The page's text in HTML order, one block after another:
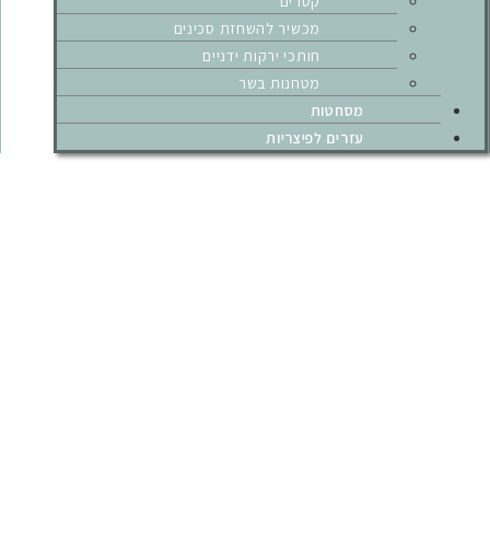
מכשיר להשחזת סכינים
חותכי ירקות ידניים
מטחנות בשר
מסחטות
עזרים לפיצריות